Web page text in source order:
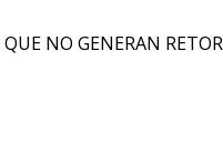
NO GENERAN